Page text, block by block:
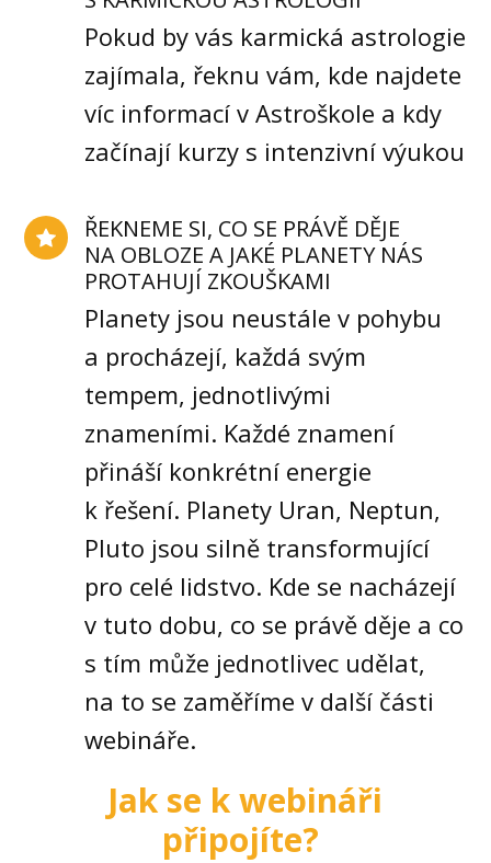
Pokud by vás karmická astrologie
zajímala, řeknu vám, kde najdete
víc informací v Astroškole a kdy
začínají kurzy s intenzivní výukou
ŘEKNEME SI, CO SE PRÁVĚ DĚJE
NA OBLOZE A JAKÉ PLANETY NÁS
PROTAHUJÍ ZKOUŠKAMI
Planety jsou neustále v pohybu
a procházejí, každá svým
tempem, jednotlivými
znameními. Každé znamení
přináší konkrétní energie
k řešení. Planety Uran, Neptun,
Pluto jsou silně transformující
pro celé lidstvo. Kde se nacházejí
v tuto dobu, co se právě děje a co
s tím může jednotlivec udělat,
na to se zaměříme v další části
webináře.
Jak se k webináři
připojíte?